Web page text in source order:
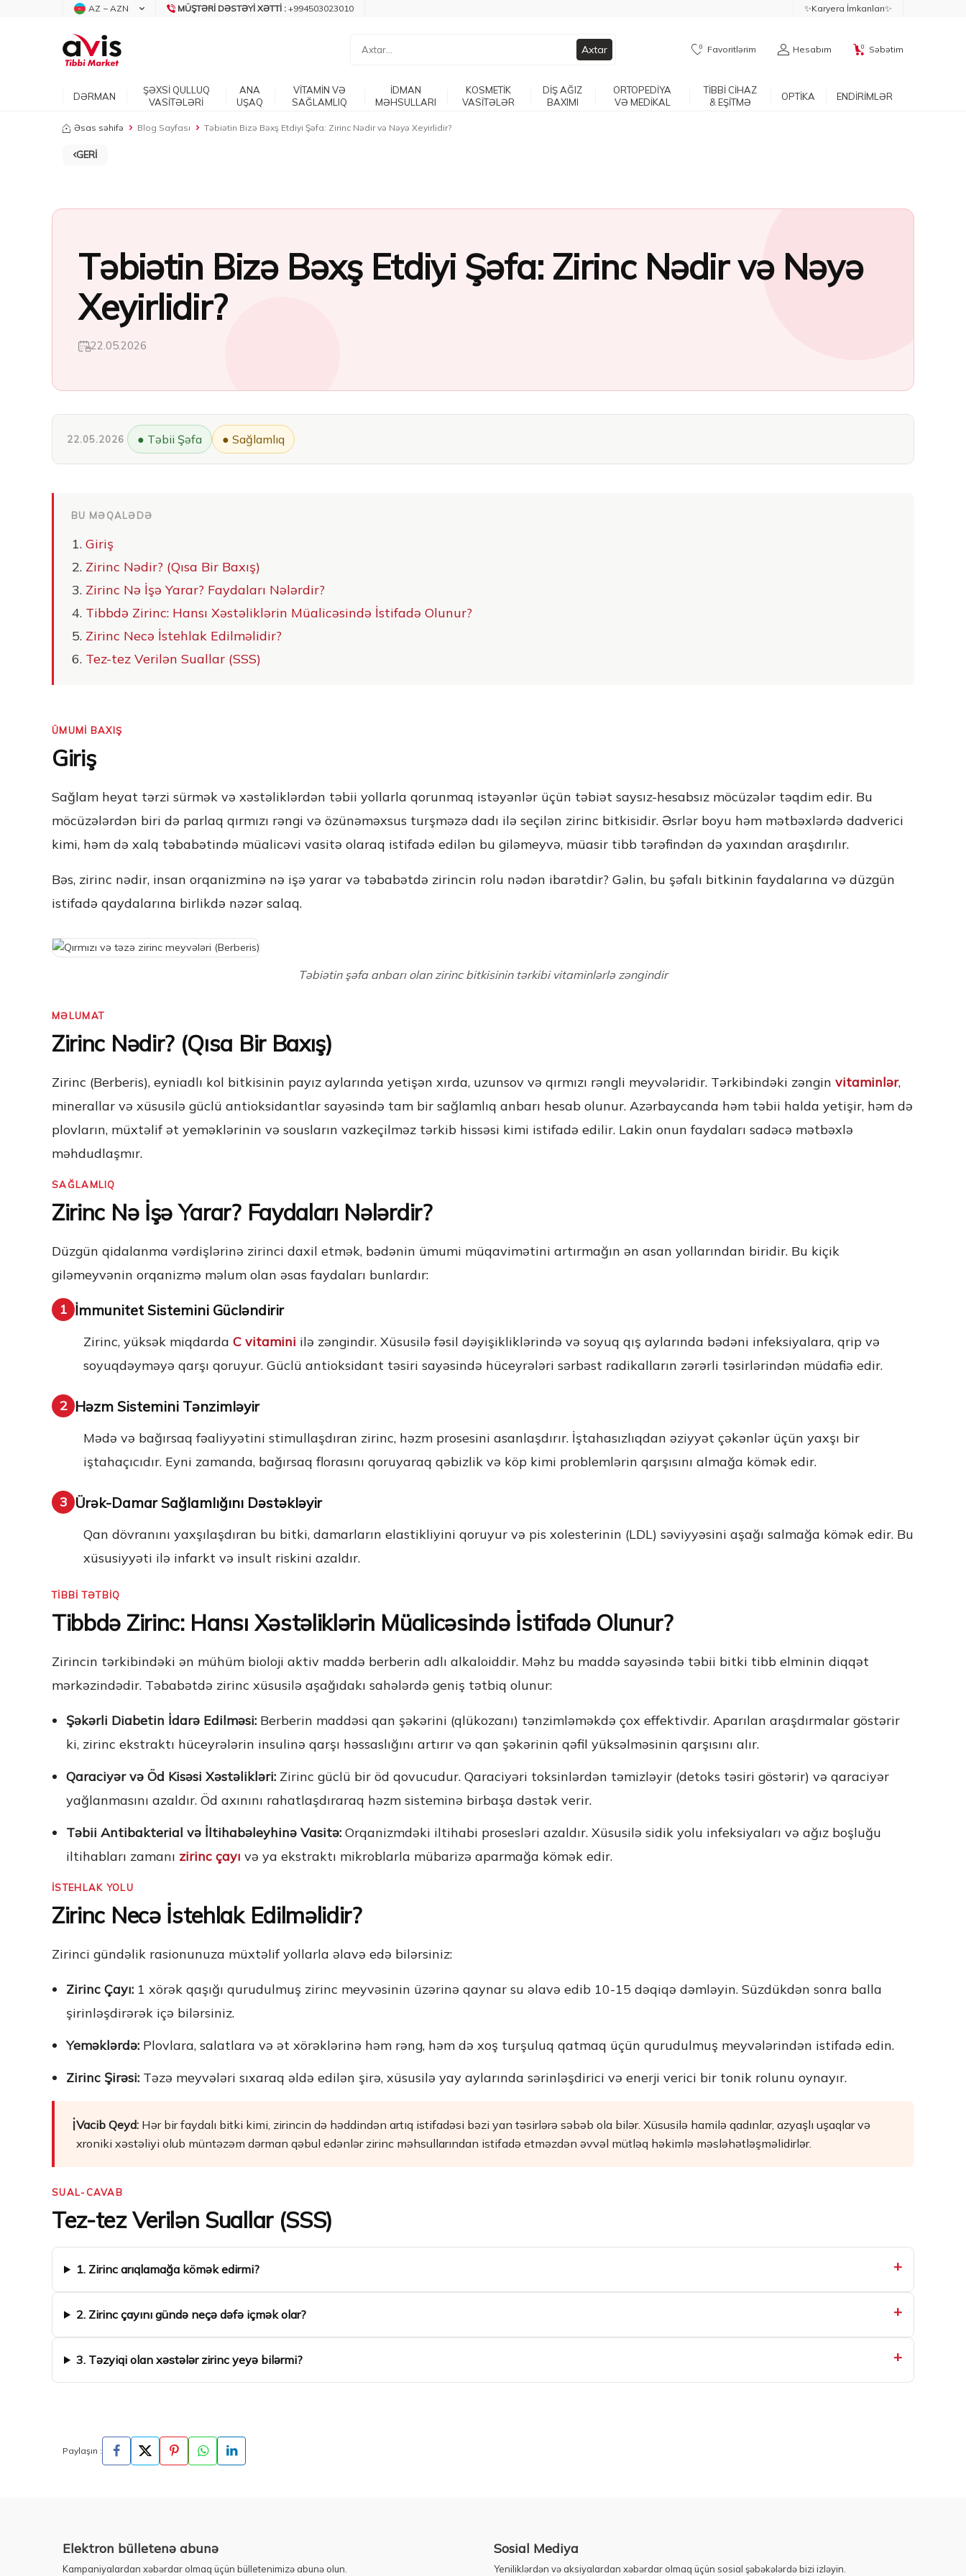
AZ − AZN MÜŞTƏRI DƏSTƏYI XƏTTI : +994503023010 ✨Karyera İmkanları✨
Axtar 0 Favoritlərim Hesabım 0 Səbətim
DƏRMAN
ŞƏXSİ QULLUQ
VASİTƏLƏRİ
ANA
UŞAQ
VİTAMİN VƏ
SAĞLAMLIQ
İDMAN
MƏHSULLARI
KOSMETİK
VASİTƏLƏR
DİŞ AĞIZ
BAXIMI
ORTOPEDİYA
VƏ MEDİKAL
TİBBİ CİHAZ
& EŞİTMƏ
OPTİKA ENDİRİMLƏR
Əsas səhifə Blog Sayfası Təbiətin Bizə Bəxş Etdiyi Şəfa: Zirinc Nədir və Nəyə Xeyirlidir?
GERI
Təbiətin Bizə Bəxş Etdiyi Şəfa: Zirinc Nədir və Nəyə
Xeyirlidir?
22.05.2026
22.05.2026 ● Təbii Şəfa ● Sağlamlıq
BU MƏQALƏDƏ
Giriş
Zirinc Nədir? (Qısa Bir Baxış)
Zirinc Nə İşə Yarar? Faydaları Nələrdir?
Tibbdə Zirinc: Hansı Xəstəliklərin Müalicəsində İstifadə Olunur?
Zirinc Necə İstehlak Edilməlidir?
Tez-tez Verilən Suallar (SSS)
ÜMUMİ BAXIŞ
Giriş
Sağlam heyat tərzi sürmək və xəstəliklərdən təbii yollarla qorunmaq istəyənlər üçün təbiət saysız-hesabsız möcüzələr təqdim edir. Bu
möcüzələrdən biri də parlaq qırmızı rəngi və özünəməxsus turşməzə dadı ilə seçilən zirinc bitkisidir. Əsrlər boyu həm mətbəxlərdə dadverici
kimi, həm də xalq təbabətində müalicəvi vasitə olaraq istifadə edilən bu giləmeyvə, müasir tibb tərəfindən də yaxından araşdırılır.
Bəs, zirinc nədir, insan orqanizminə nə işə yarar və təbabətdə zirincin rolu nədən ibarətdir? Gəlin, bu şəfalı bitkinin faydalarına və düzgün
istifadə qaydalarına birlikdə nəzər salaq.
Təbiətin şəfa anbarı olan zirinc bitkisinin tərkibi vitaminlərlə zəngindir
MƏLUMAT
Zirinc Nədir? (Qısa Bir Baxış)
Zirinc (Berberis), eyniadlı kol bitkisinin payız aylarında yetişən xırda, uzunsov və qırmızı rəngli meyvələridir. Tərkibindəki zəngin vitaminlər,
minerallar və xüsusilə güclü antioksidantlar sayəsində tam bir sağlamlıq anbarı hesab olunur. Azərbaycanda həm təbii halda yetişir, həm də
plovların, müxtəlif ət yeməklərinin və sousların vazkeçilməz tərkib hissəsi kimi istifadə edilir. Lakin onun faydaları sadəcə mətbəxlə
məhdudlaşmır.
SAĞLAMLIQ
Zirinc Nə İşə Yarar? Faydaları Nələrdir?
Düzgün qidalanma vərdişlərinə zirinci daxil etmək, bədənin ümumi müqavimətini artırmağın ən asan yollarından biridir. Bu kiçik
giləmeyvənin orqanizmə məlum olan əsas faydaları bunlardır:
1 İmmunitet Sistemini Gücləndirir
Zirinc, yüksək miqdarda C vitamini ilə zəngindir. Xüsusilə fəsil dəyişikliklərində və soyuq qış aylarında bədəni infeksiyalara, qrip və
soyuqdəyməyə qarşı qoruyur. Güclü antioksidant təsiri sayəsində hüceyrələri sərbəst radikalların zərərli təsirlərindən müdafiə edir.
2 Həzm Sistemini Tənzimləyir
Mədə və bağırsaq fəaliyyətini stimullaşdıran zirinc, həzm prosesini asanlaşdırır. İştahasızlıqdan əziyyət çəkənlər üçün yaxşı bir
iştahaçıcıdır. Eyni zamanda, bağırsaq florasını qoruyaraq qəbizlik və köp kimi problemlərin qarşısını almağa kömək edir.
3 Ürək-Damar Sağlamlığını Dəstəkləyir
Qan dövranını yaxşılaşdıran bu bitki, damarların elastikliyini qoruyur və pis xolesterinin (LDL) səviyyəsini aşağı salmağa kömək edir. Bu
xüsusiyyəti ilə infarkt və insult riskini azaldır.
TİBBİ TƏTBİQ
Tibbdə Zirinc: Hansı Xəstəliklərin Müalicəsində İstifadə Olunur?
Zirincin tərkibindəki ən mühüm bioloji aktiv maddə berberin adlı alkaloiddir. Məhz bu maddə sayəsində təbii bitki tibb elminin diqqət
mərkəzindədir. Təbabətdə zirinc xüsusilə aşağıdakı sahələrdə geniş tətbiq olunur:
Şəkərli Diabetin İdarə Edilməsi: Berberin maddəsi qan şəkərini (qlükozanı) tənzimləməkdə çox effektivdir. Aparılan araşdırmalar göstərir
ki, zirinc ekstraktı hüceyrələrin insulinə qarşı həssaslığını artırır və qan şəkərinin qəfil yüksəlməsinin qarşısını alır.
Qaraciyər və Öd Kisəsi Xəstəlikləri: Zirinc güclü bir öd qovucudur. Qaraciyəri toksinlərdən təmizləyir (detoks təsiri göstərir) və qaraciyər
yağlanmasını azaldır. Öd axınını rahatlaşdıraraq həzm sisteminə birbaşa dəstək verir.
Təbii Antibakterial və İltihabəleyhinə Vasitə: Orqanizmdəki iltihabi prosesləri azaldır. Xüsusilə sidik yolu infeksiyaları və ağız boşluğu
iltihabları zamanı zirinc çayı və ya ekstraktı mikroblarla mübarizə aparmağa kömək edir.
İSTEHLAK YOLU
Zirinc Necə İstehlak Edilməlidir?
Zirinci gündəlik rasionunuza müxtəlif yollarla əlavə edə bilərsiniz:
Zirinc Çayı: 1 xörək qaşığı qurudulmuş zirinc meyvəsinin üzərinə qaynar su əlavə edib 10-15 dəqiqə dəmləyin. Süzdükdən sonra balla
şirinləşdirərək içə bilərsiniz.
Yeməklərdə: Plovlara, salatlara və ət xörəklərinə həm rəng, həm də xoş turşuluq qatmaq üçün qurudulmuş meyvələrindən istifadə edin.
Zirinc Şirəsi: Təzə meyvələri sıxaraq əldə edilən şirə, xüsusilə yay aylarında sərinləşdirici və enerji verici bir tonik rolunu oynayır.
ℹ️Vacib Qeyd: Hər bir faydalı bitki kimi, zirincin də həddindən artıq istifadəsi bəzi yan təsirlərə səbəb ola bilər. Xüsusilə hamilə qadınlar, azyaşlı uşaqlar və
xroniki xəstəliyi olub müntəzəm dərman qəbul edənlər zirinc məhsullarından istifadə etməzdən əvvəl mütləq həkimlə məsləhətləşməlidirlər.
SUAL-CAVAB
Tez-tez Verilən Suallar (SSS)
1. Zirinc arıqlamağa kömək edirmi? +
2. Zirinc çayını gündə neçə dəfə içmək olar? +
3. Təzyiqi olan xəstələr zirinc yeyə bilərmi? +
Paylaşın :
Elektron bülletenə abunə
Kampaniyalardan xəbərdar olmaq üçün bülletenimizə abunə olun.
Sosial Mediya
Yeniliklərdən və aksiyalardan xəbərdar olmaq üçün sosial şəbəkələrdə bizi izləyin.